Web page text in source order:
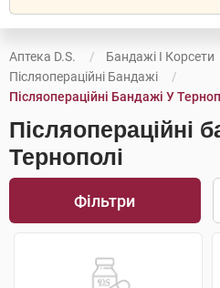
Аптека D.S.
Бандажі І Корсети
Післяопераційні Бандажі
Післяопераційні Бандажі У
Післяопераційні
Тернополі
Фільтри